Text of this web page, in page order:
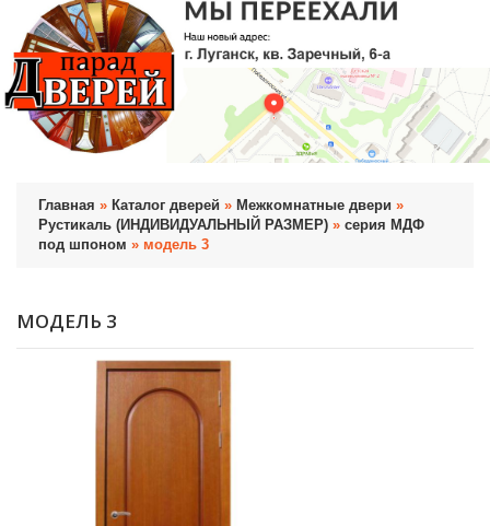
Главная » Каталог дверей » Межкомнатные двери »
Рустикаль (ИНДИВИДУАЛЬНЫЙ РАЗМЕР) » серия МДФ
под шпоном » модель 3
МОДЕЛЬ 3